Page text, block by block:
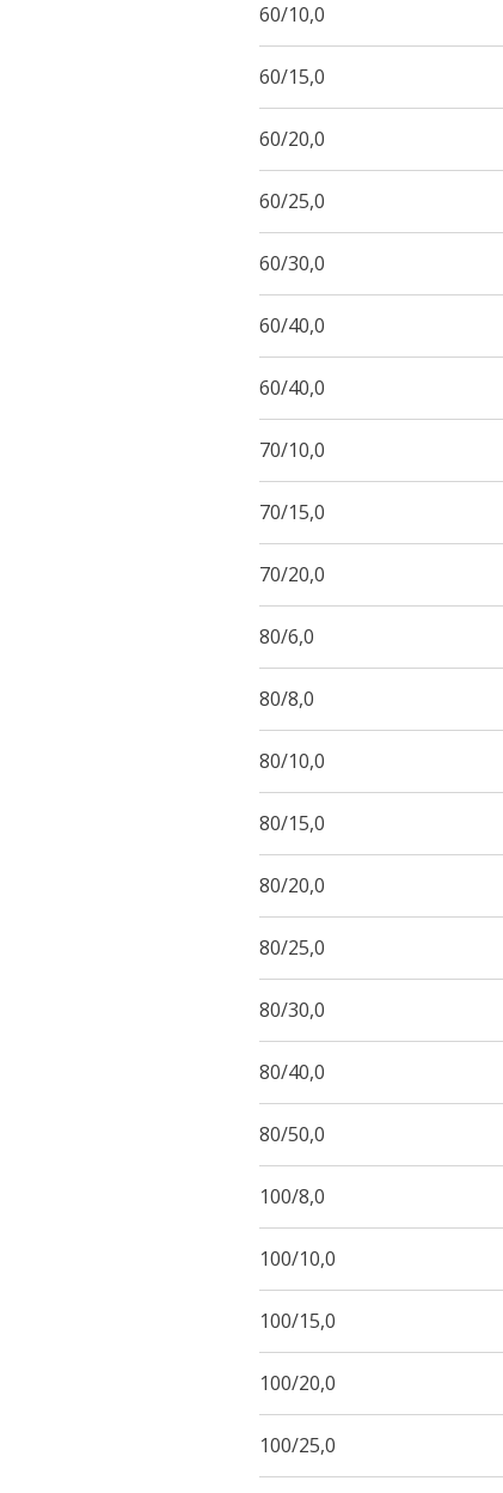
60/10,0
60/15,0
60/20,0
60/25,0
60/30,0
60/40,0
60/40,0
70/10,0
70/15,0
70/20,0
80/6,0
80/8,0
80/10,0
80/15,0
80/20,0
80/25,0
80/30,0
80/40,0
80/50,0
100/8,0
100/10,0
100/15,0
100/20,0
100/25,0